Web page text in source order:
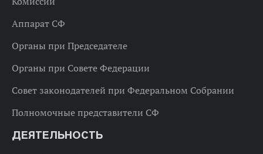
Аппарат СФ
Органы при Председателе
Органы при Совете Федерации
Совет законодателей при Федеральном Собрании
Полномочные представители СФ
ДЕЯТЕЛЬНОСТЬ